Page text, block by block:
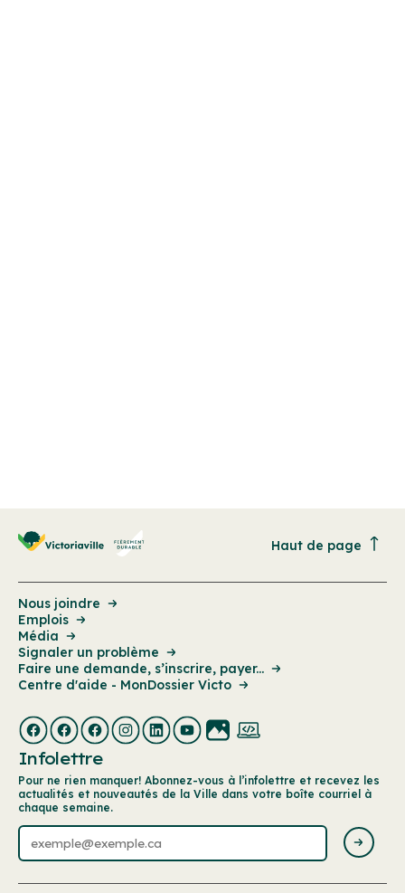
Haut de page
Nous joindre
Emplois
Média
Signaler un problème
Faire une demande, s’inscrire, payer...
Centre d'aide - MonDossier Victo
Infolettre
Pour ne rien manquer! Abonnez-vous à l’infolettre et recevez les
actualités et nouveautés de la Ville dans votre boîte courriel à
chaque semaine.